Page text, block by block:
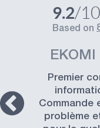
9.2/10
based on
EKOMI
Premier
Commande
problème